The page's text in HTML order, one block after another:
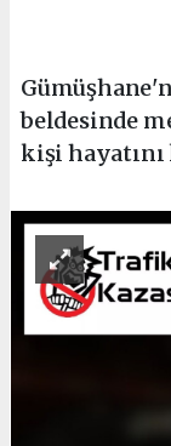
beldesinde
kişi